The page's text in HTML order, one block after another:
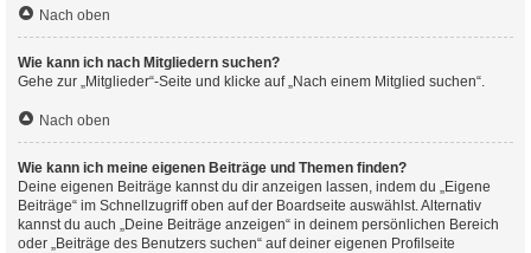
Nach oben
Wie kann ich nach Mitgliedern suchen?
Gehe zur „Mitglieder“-Seite und klicke auf „Nach einem Mitglied suchen“.
Nach oben
Wie kann ich meine eigenen Beiträge und Themen finden?
Deine eigenen Beiträge kannst du dir anzeigen lassen, indem du „Eigene
Beiträge“ im Schnellzugriff oben auf der Boardseite auswählst. Alternativ
kannst du auch „Deine Beiträge anzeigen“ in deinem persönlichen Bereich
oder „Beiträge des Benutzers suchen“ auf deiner eigenen Profilseite